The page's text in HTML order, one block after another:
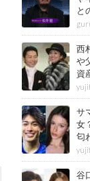
と
西
や
資
婚
と
サ
女
匂
め
谷